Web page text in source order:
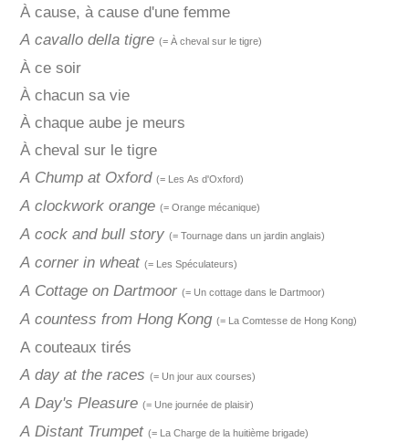
À cause, à cause d'une femme
A cavallo della tigre (= À cheval sur le tigre)
À ce soir
À chacun sa vie
À chaque aube je meurs
À cheval sur le tigre
A Chump at Oxford (= Les As d'Oxford)
A clockwork orange (= Orange mécanique)
A cock and bull story (= Tournage dans un jardin anglais)
A corner in wheat (= Les Spéculateurs)
A Cottage on Dartmoor (= Un cottage dans le Dartmoor)
A countess from Hong Kong (= La Comtesse de Hong Kong)
A couteaux tirés
A day at the races (= Un jour aux courses)
A Day's Pleasure (= Une journée de plaisir)
A Distant Trumpet (= La Charge de la huitième brigade)